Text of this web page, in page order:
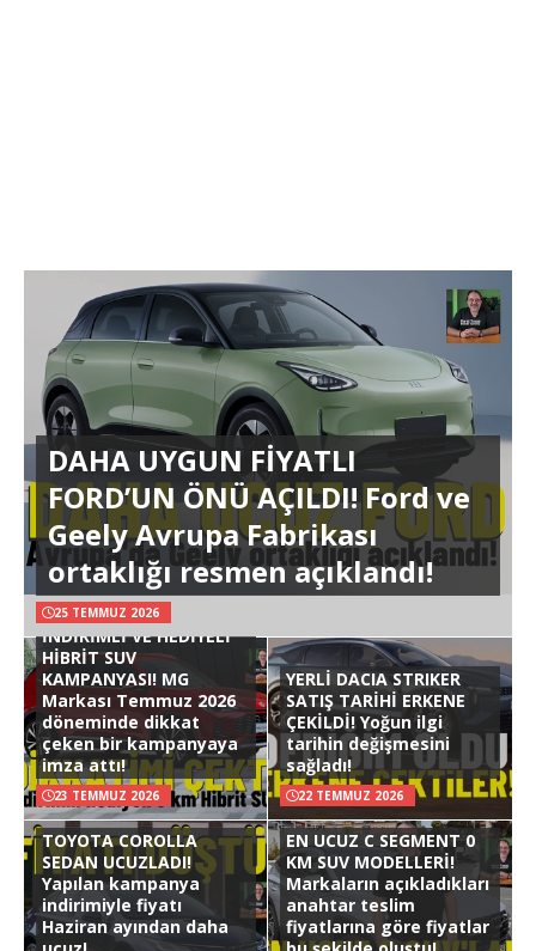
DAHA UYGUN FİYATLI
FORD’UN ÖNÜ AÇILDI! Ford ve
Geely Avrupa Fabrikası
ortaklığı resmen açıklandı!
25 TEMMUZ 2026
İNDİRİMLİ VE HEDİYELİ
HİBRİT SUV
KAMPANYASI! MG
Markası Temmuz 2026
döneminde dikkat
çeken bir kampanyaya
imza attı!
23 TEMMUZ 2026
YERLİ DACIA STRIKER
SATIŞ TARİHİ ERKENE
ÇEKİLDİ! Yoğun ilgi
tarihin değişmesini
sağladı!
22 TEMMUZ 2026
TOYOTA COROLLA
SEDAN UCUZLADI!
Yapılan kampanya
indirimiyle fiyatı
Haziran ayından daha
EN UCUZ C SEGMENT 0
KM SUV MODELLERİ!
Markaların açıkladıkları
anahtar teslim
fiyatlarına göre fiyatlar